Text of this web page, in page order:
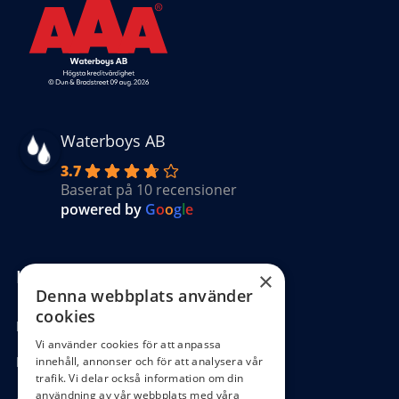
Waterboys AB
3.7
Baserat på 10 recensioner
powered by Google
Kundinformation
Köpvillkor
Hantering GDPR
×
Denna webbplats använder
cookies
Vi använder cookies för att anpassa
innehåll, annonser och för att analysera vår
trafik. Vi delar också information om din
användning av vår webbplats med våra